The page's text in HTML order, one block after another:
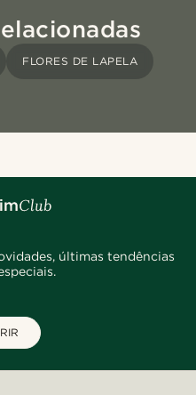
FLORES DE LAPELA
últimas tendências